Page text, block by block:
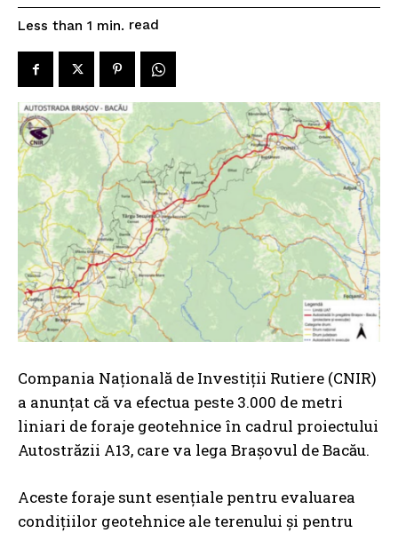
Less than 1 min. read
Compania Națională de Investiții Rutiere (CNIR)
a anunțat că va efectua peste 3.000 de metri
liniari de foraje geotehnice în cadrul proiectului
Autostrăzii A13, care va lega Brașovul de Bacău.
Aceste foraje sunt esențiale pentru evaluarea
condițiilor geotehnice ale terenului și pentru